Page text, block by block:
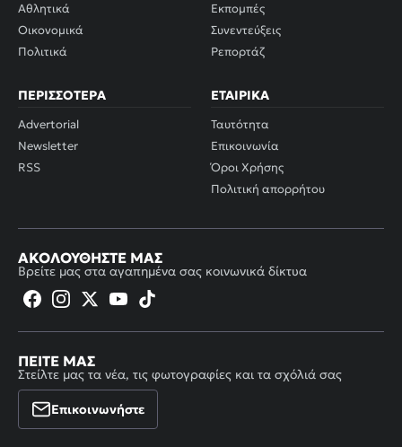
Αθλητικά
Οικονομικά
Πολιτικά
Εκπομπές
Συνεντεύξεις
Ρεπορτάζ
ΠΕΡΙΣΣΌΤΕΡΑ
Advertorial
Newsletter
RSS
ΕΤΑΙΡΙΚΆ
Ταυτότητα
Επικοινωνία
Όροι Χρήσης
Πολιτική απορρήτου
ΑΚΟΛΟΥΘΉΣΤΕ ΜΑΣ
Βρείτε μας στα αγαπημένα σας κοινωνικά δίκτυα
ΠΕΊΤΕ ΜΑΣ
Στείλτε μας τα νέα, τις φωτογραφίες και τα σχόλιά σας
Επικοινωνήστε